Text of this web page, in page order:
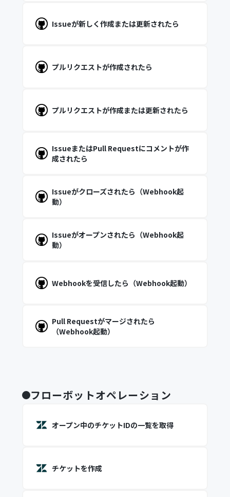
Issueが新しく作成または更新されたら
プルリクエストが作成されたら
プルリクエストが作成または更新されたら
IssueまたはPull Requestにコメントが作
成されたら
Issueがクローズされたら（Webhook起
動）
Issueがオープンされたら（Webhook起
動）
Webhookを受信したら（Webhook起動）
Pull Requestがマージされたら
（Webhook起動）
フローボットオペレーション
オープン中のチケットIDの一覧を取得
チケットを作成